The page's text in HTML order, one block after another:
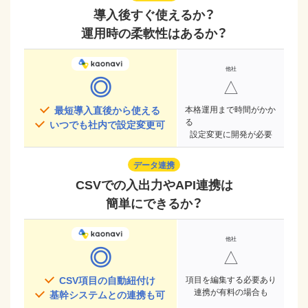
導入後すぐ使えるか？
運用時の柔軟性はあるか？
◎
最短導入直後から使える
いつでも社内で設定変更可
△
本格運用まで時間がかか
る
設定変更に開発が必要
データ連携
CSVでの入出力やAPI連携は
簡単にできるか？
◎
CSV項目の自動紐付け
基幹システムとの連携も可
△
項目を編集する必要あり
連携が有料の場合も